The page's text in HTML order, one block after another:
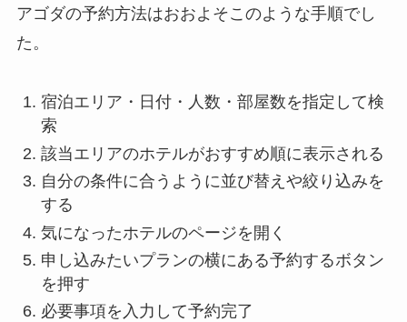
アゴダの予約方法はおおよそこのような手順でし
た。
宿泊エリア・日付・人数・部屋数を指定して検
索
該当エリアのホテルがおすすめ順に表示される
自分の条件に合うように並び替えや絞り込みを
する
気になったホテルのページを開く
申し込みたいプランの横にある予約するボタン
を押す
必要事項を入力して予約完了